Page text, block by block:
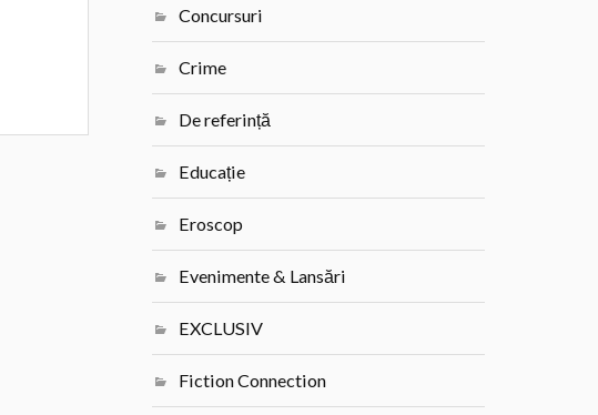
Concursuri
Crime
De referință
Educație
Eroscop
Evenimente & Lansări
EXCLUSIV
Fiction Connection